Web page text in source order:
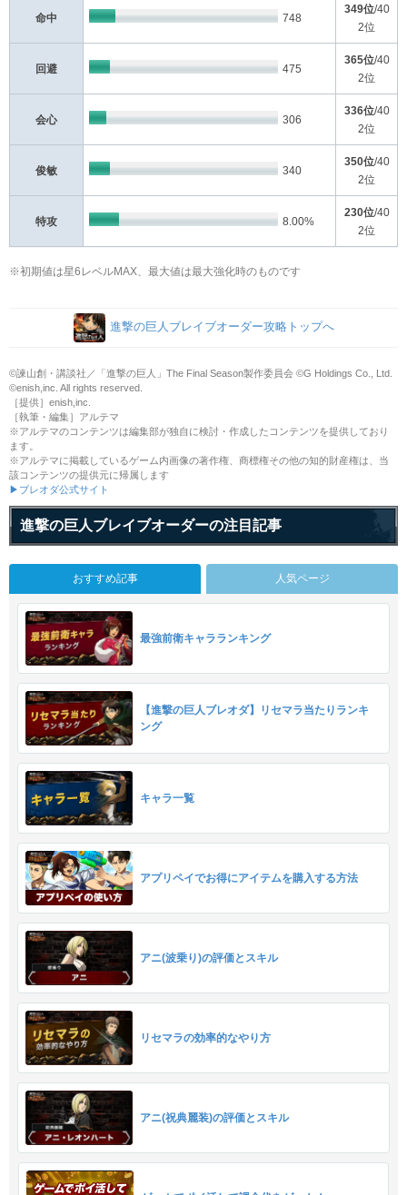
命中 748
349位/40
2位
回避 475
365位/40
2位
会心 306
336位/40
2位
俊敏 340
350位/40
2位
特攻 8.00%
230位/40
2位
※初期値は星6レベルMAX、最大値は最大強化時のものです
進撃の巨人ブレイブオーダー攻略トップへ
©諫山創・講談社／「進撃の巨人」The Final Season製作委員会 ©G Holdings Co., Ltd.
©enish,inc. All rights reserved.
［提供］enish,inc.
［執筆・編集］アルテマ
※アルテマのコンテンツは編集部が独自に検討・作成したコンテンツを提供しており
ます。
※アルテマに掲載しているゲーム内画像の著作権、商標権その他の知的財産権は、当
該コンテンツの提供元に帰属します
▶ブレオダ公式サイト
進撃の巨人ブレイブオーダーの注目記事
おすすめ記事 人気ページ
最強前衛キャラランキング
【進撃の巨人ブレオダ】リセマラ当たりランキ
ング
キャラ一覧
アプリペイでお得にアイテムを購入する方法
アニ(波乗り)の評価とスキル
リセマラの効率的なやり方
アニ(祝典麗装)の評価とスキル